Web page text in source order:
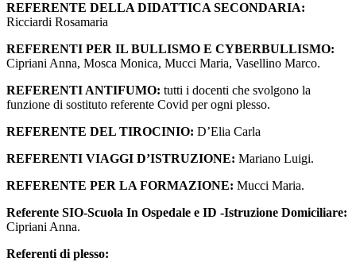
REFERENTE DELLA DIDATTICA SECONDARIA:
Ricciardi Rosamaria
REFERENTI PER IL BULLISMO E CYBERBULLISMO:
Cipriani Anna, Mosca Monica, Mucci Maria, Vasellino Marco.
REFERENTI ANTIFUMO: tutti i docenti che svolgono la
funzione di sostituto referente Covid per ogni plesso.
REFERENTE DEL TIROCINIO: D’Elia Carla
REFERENTI VIAGGI D’ISTRUZIONE: Mariano Luigi.
REFERENTE PER LA FORMAZIONE: Mucci Maria.
Referente SIO-Scuola In Ospedale e ID -Istruzione Domiciliare:
Cipriani Anna.
Referenti di plesso: